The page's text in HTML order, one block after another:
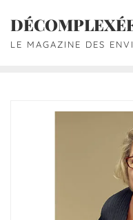
LE MAGAZINE DES